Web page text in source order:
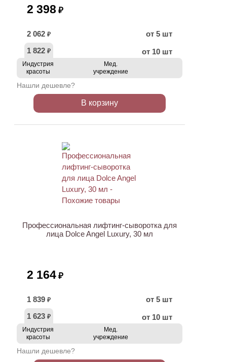
2 398 ₽
2 062 ₽
от 5 шт
1 822 ₽ от 10 шт
Индустрия
красоты
Мед.
учреждение
Нашли дешевле?
В корзину
Профессиональная лифтинг-сыворотка для
лица Dolce Angel Luxury, 30 мл
2 164 ₽
1 839 ₽
от 5 шт
1 623 ₽ от 10 шт
Индустрия
красоты
Мед.
учреждение
Нашли дешевле?